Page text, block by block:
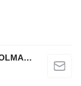
Przedsiębiorstwo Produkcyjno-Handlowe ROLMAPOL Marcin Dziekan